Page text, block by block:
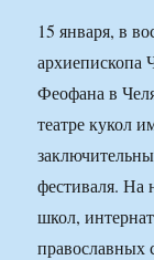
15 января, в
архиепископа
Феофана в
театре кукол
фестиваля. На
школ,
православных